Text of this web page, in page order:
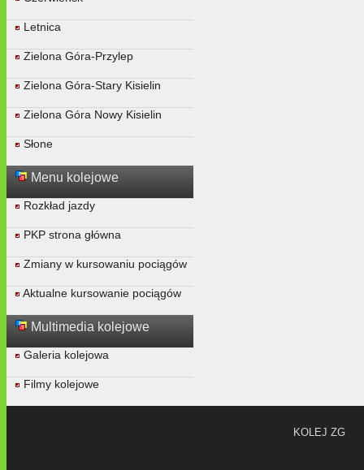
Letnica
Zielona Góra-Przylep
Zielona Góra-Stary Kisielin
Zielona Góra Nowy Kisielin
Słone
Menu kolejowe
Rozkład jazdy
PKP strona główna
Zmiany w kursowaniu pociągów
Aktualne kursowanie pociągów
Multimedia kolejowe
Galeria kolejowa
Filmy kolejowe
KOLEJ ZG